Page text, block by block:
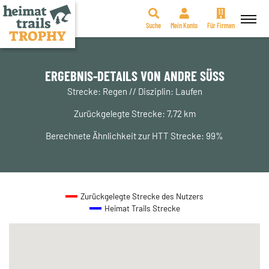
Zum
Suche Mein Konto Für Firmen
ERGEBNIS-DETAILS VON ANDRE SÜSS
Strecke: Regen // Disziplin: Laufen
Zurückgelegte Strecke: 7,72 km
Berechnete Ähnlichkeit zur HTT Strecke: 99%
Zurückgelegte Strecke des Nutzers
Heimat Trails Strecke